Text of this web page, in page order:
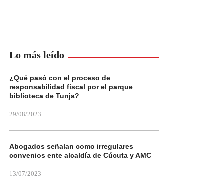
Lo más leído
¿Qué pasó con el proceso de
responsabilidad fiscal por el parque
biblioteca de Tunja?
29/08/2023
Abogados señalan como irregulares
convenios ente alcaldía de Cúcuta y AMC
13/07/2023